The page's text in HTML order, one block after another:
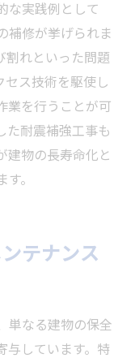
な実践例として
補修が挙げられま
割れといった問題
セス技術を駆使し
業を行うことが可
た耐震補強工事も
建物の長寿命化と
。
テナンス
単なる建物の保全
与しています。特